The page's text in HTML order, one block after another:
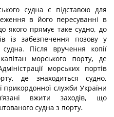
судна є підставою для
в його пересуванні в
якого прямує таке судно, до
із забезпечення позову у
Після вручення копії
морського порту, де
морських портів
де знаходиться судно,
прикордонної служби України
вжити заходів, що
судна з порту.